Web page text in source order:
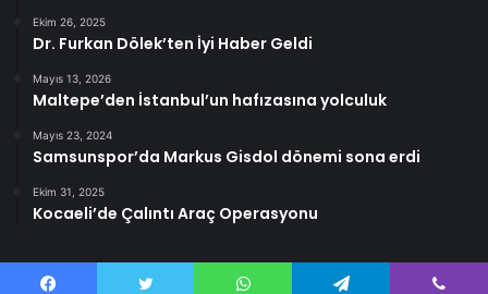
Ekim 26, 2025
Dr. Furkan Dölek’ten İyi Haber Geldi
Mayıs 13, 2026
Maltepe’den İstanbul’un hafızasına yolculuk
Mayıs 23, 2024
Samsunspor’da Markus Gisdol dönemi sona erdi
Ekim 31, 2025
Kocaeli’de Çalıntı Araç Operasyonu